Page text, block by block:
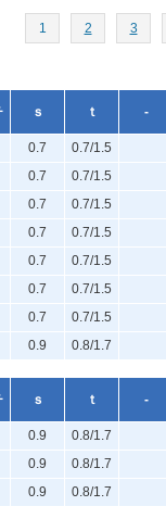
1 2 3
ｓ ｔ -
0.7 0.7/1.5
0.7 0.7/1.5
0.7 0.7/1.5
0.7 0.7/1.5
0.7 0.7/1.5
0.7 0.7/1.5
0.7 0.7/1.5
0.9 0.8/1.7
ｓ ｔ -
0.9 0.8/1.7
0.9 0.8/1.7
0.9 0.8/1.7